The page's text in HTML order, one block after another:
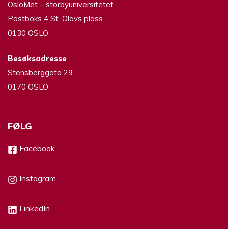
OsloMet – storbyuniversitetet
Postboks 4 St. Olavs plass
0130 OSLO
Besøksadresse
Stensberggata 29
0170 OSLO
FØLG
Facebook
Instagram
LinkedIn